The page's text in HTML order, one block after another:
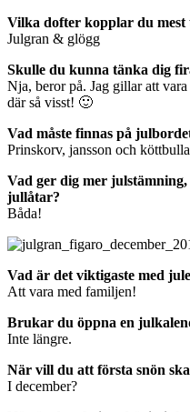
Vilka dofter kopplar du mest
Julgran & glögg
Skulle du kunna tänka dig
Nja, beror på. Jag gillar att
där så visst! 🙂
Vad måste finnas på
Prinskorv, jansson och
Vad ger dig mer
jullåtar?
Båda!
Vad är det viktigaste med
Att vara med familjen!
Brukar du öppna en
Inte längre.
När vill du att första snön
I december?